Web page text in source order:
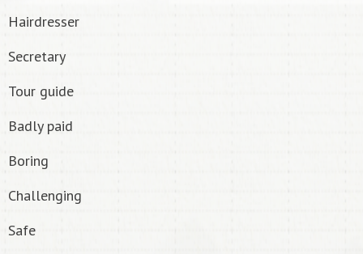
Hairdresser
Secretary
Tour guide
Badly paid
Boring
Challenging
Safe